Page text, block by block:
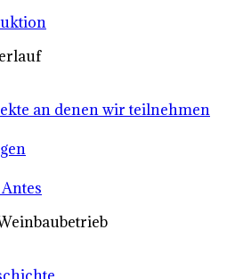
an denen wir teilnehmen